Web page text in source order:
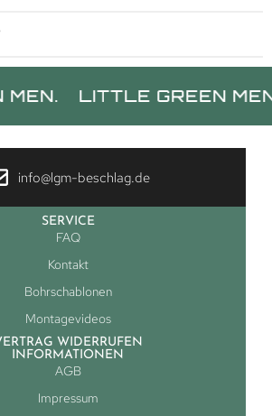
LITTLE GREEN MEN.
info@lgm-beschlag.de
SERVICE
FAQ
Kontakt
Bohrschablonen
Montagevideos
WIDERRUFEN
INFORMATIONEN
AGB
Impressum